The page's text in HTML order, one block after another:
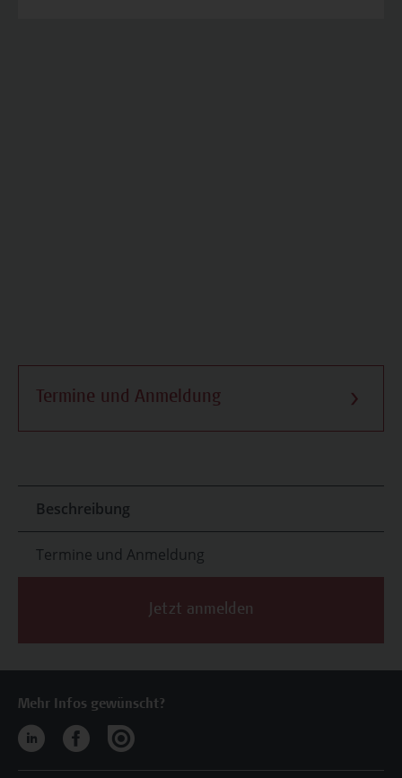
Termine und Anmeldung
Beschreibung
Termine und Anmeldung
Jetzt anmelden
Mehr Infos gewünscht?